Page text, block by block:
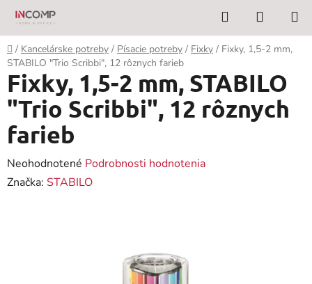
Prejsť
obsah
Hľadať
KOŠÍK
Domov
/ Kancelárske potreby / Písacie potreby / Fixky / Fixky, 1,5-2 mm,
STABILO "Trio Scribbi", 12 rôznych farieb
Fixky, 1,5-2 mm, STABILO
"Trio Scribbi", 12 rôznych
farieb
Priemerné
hodnotenie
Neohodnotené Podrobnosti hodnotenia
Značka: STABILO